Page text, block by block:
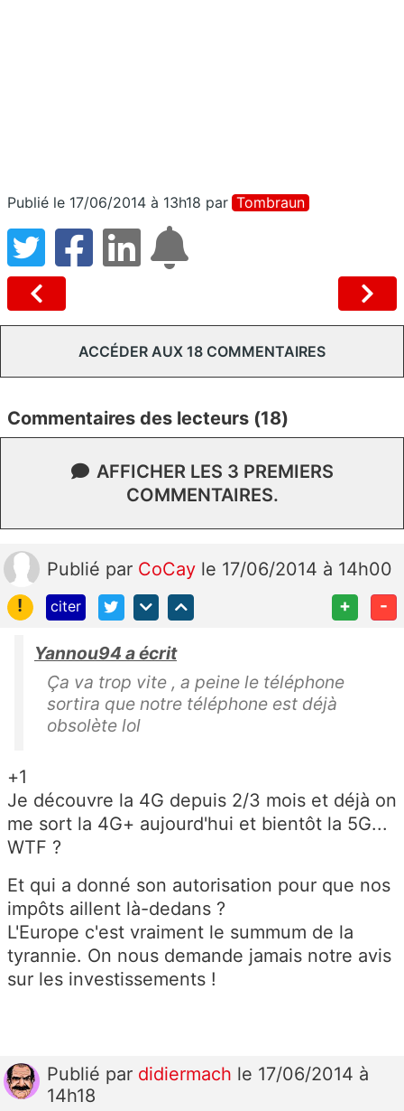
Publié le 17/06/2014 à 13h18 par Tombraun
ACCÉDER AUX 18 COMMENTAIRES
Commentaires des lecteurs (18)
AFFICHER LES 3 PREMIERS
COMMENTAIRES.
Publié par CoCay le 17/06/2014 à 14h00
!
citer + -
Yannou94 a écrit
Ça va trop vite , a peine le téléphone
sortira que notre téléphone est déjà
obsolète lol
+1
Je découvre la 4G depuis 2/3 mois et déjà on
me sort la 4G+ aujourd'hui et bientôt la 5G...
WTF ?
Et qui a donné son autorisation pour que nos
impôts aillent là-dedans ?
L'Europe c'est vraiment le summum de la
tyrannie. On nous demande jamais notre avis
sur les investissements !
Publié par didiermach le 17/06/2014 à
14h18